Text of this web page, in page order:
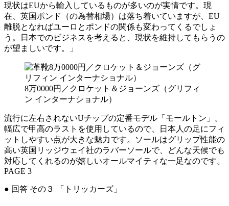
現状はEUから輸入しているものが多いのが実情です。現
在、英国ポンド（の為替相場）は落ち着いていますが、EU
離脱となればユーロとポンドの関係も変わってくるでしょ
う。日本でのビジネスを考えると、現状を維持してもらうの
が望ましいです。」
8万0000円／クロケット＆ジョーンズ（グリフィ
ン インターナショナル）
流行に左右されないUチップの定番モデル「モールトン」。
幅広で甲高のラストを使用しているので、日本人の足にフィ
ットしやすい点が大きな魅力です。ソールはグリップ性能の
高い英国リッジウェイ社のラバーソールで、どんな天候でも
対応してくれるのが嬉しいオールマイティな一足なのです。
PAGE 3
● 回答 その３ 「トリッカーズ」